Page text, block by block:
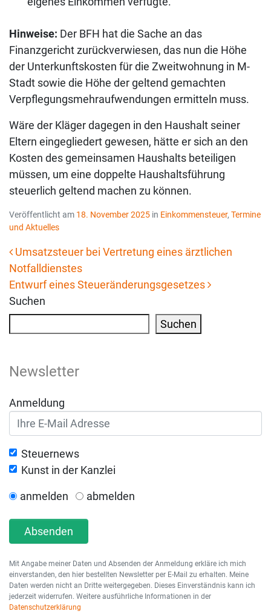
Hinweise: Der BFH hat die Sache an das
Finanzgericht zurückverwiesen, das nun die Höhe
der Unterkunftskosten für die Zweitwohnung in M-
Stadt sowie die Höhe der geltend gemachten
Verpflegungsmehraufwendungen ermitteln muss.
Wäre der Kläger dagegen in den Haushalt seiner
Eltern eingegliedert gewesen, hätte er sich an den
Kosten des gemeinsamen Haushalts beteiligen
müssen, um eine doppelte Haushaltsführung
steuerlich geltend machen zu können.
Veröffentlicht am 18. November 2025 in Einkommensteuer, Termine
und Aktuelles
Beitrags-Navigation
Umsatzsteuer bei Vertretung eines ärztlichen
Notfalldienstes
Entwurf eines Steueränderungsgesetzes
Suchen
Suchen
Newsletter
Anmeldung
Steuernews
Kunst in der Kanzlei
anmelden abmelden
Absenden
Mit Angabe meiner Daten und Absenden der Anmeldung erkläre ich mich
einverstanden, den hier bestellten Newsletter per E-Mail zu erhalten. Meine
Daten werden nicht an Dritte weitergegeben. Dieses Einverständnis kann ich
jederzeit widerrufen. Weitere ausführliche Informationen in der
Datenschutzerklärung